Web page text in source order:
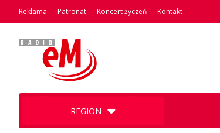
Reklama Patronat Koncert życzeń Kontakt
REGION